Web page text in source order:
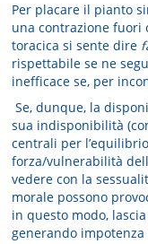
Per placare il pianto
una contrazione fuori
toracica si sente dire
rispettabile se ne
inefficace se, per
Se, dunque, la
sua indisponibilità
centrali per
forza/vulnerabilità
vedere con la
morale possono
in questo modo,
generando